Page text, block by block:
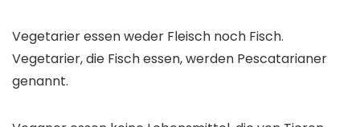
Vegetarier essen weder Fleisch noch Fisch.
Vegetarier, die Fisch essen, werden Pescatarianer
genannt.